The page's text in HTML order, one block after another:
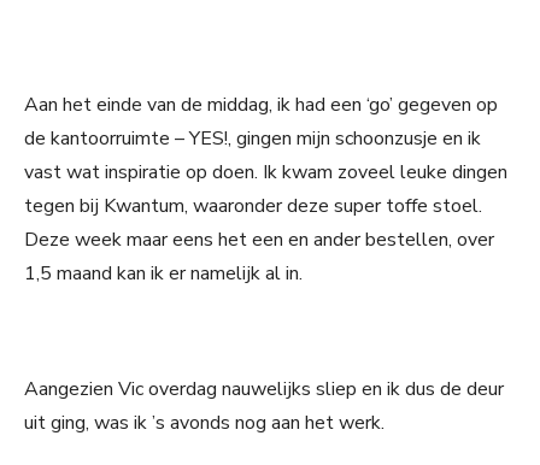
Aan het einde van de middag, ik had een ‘go’ gegeven op
de kantoorruimte – YES!, gingen mijn schoonzusje en ik
vast wat inspiratie op doen. Ik kwam zoveel leuke dingen
tegen bij Kwantum, waaronder deze super toffe stoel.
Deze week maar eens het een en ander bestellen, over
1,5 maand kan ik er namelijk al in.
Aangezien Vic overdag nauwelijks sliep en ik dus de deur
uit ging, was ik ’s avonds nog aan het werk.